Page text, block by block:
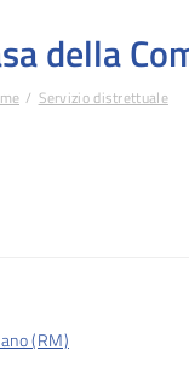
della
Servizio distrettuale
(RM)